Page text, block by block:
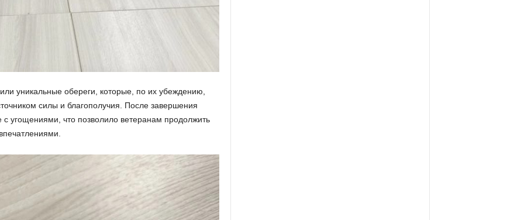
уникальные обереги, которые, по их убеждению,
силы и благополучия. После завершения
с угощениями, что позволило ветеранам продолжить